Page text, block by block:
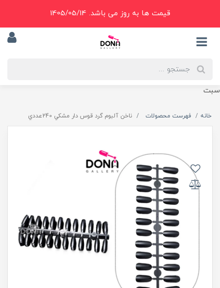
سبت
قیمت ها به روز می باشد. 1405/05/14
خانه فهرست محصولات ناخن آلبوم گرد قوس دار مشکي 240عددي